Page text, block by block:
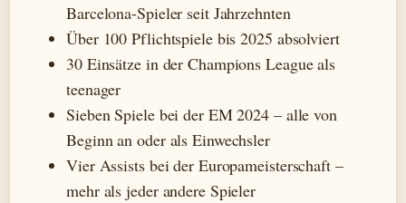
Barcelona-Spieler seit Jahrzehnten
Über 100 Pflichtspiele bis 2025 absolviert
30 Einsätze in der Champions League als
teenager
Sieben Spiele bei der EM 2024 – alle von
Beginn an oder als Einwechsler
Vier Assists bei der Europameisterschaft –
mehr als jeder andere Spieler